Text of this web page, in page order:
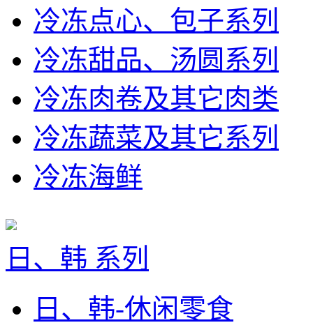
冷冻点心、包子系列
冷冻甜品、汤圆系列
冷冻肉卷及其它肉类
冷冻蔬菜及其它系列
冷冻海鲜
日、韩 系列
日、韩-休闲零食